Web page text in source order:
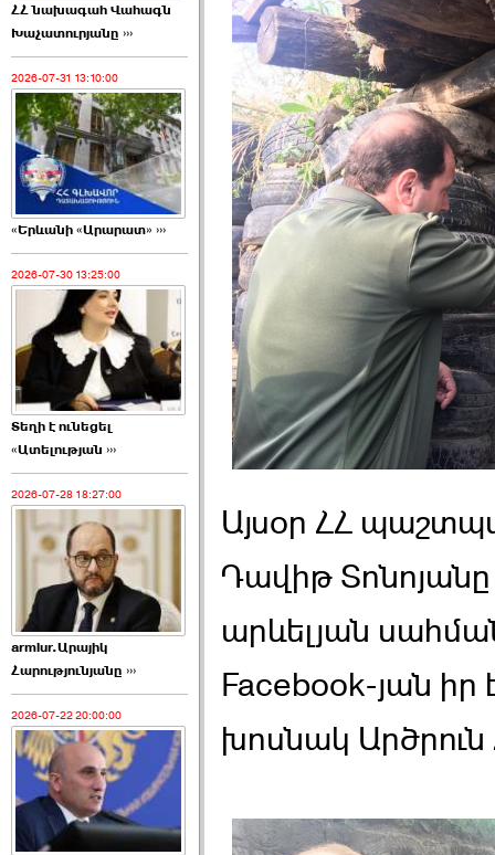
ՀՀ նախագահ Վահագն
Խաչատուրյանը ›››
2026-07-31 13:10:00
«Երևանի «Արարատ» ›››
2026-07-30 13:25:00
Տեղի է ունեցել
«Ատելության ›››
2026-07-28 18:27:00
armlur.Արայիկ
Հարությունյանը ›››
2026-07-22 20:00:00
Այսօր ՀՀ
Դավիթ Տոնոյանը
արևելյան
Facebook-յան իր
խոսնակ